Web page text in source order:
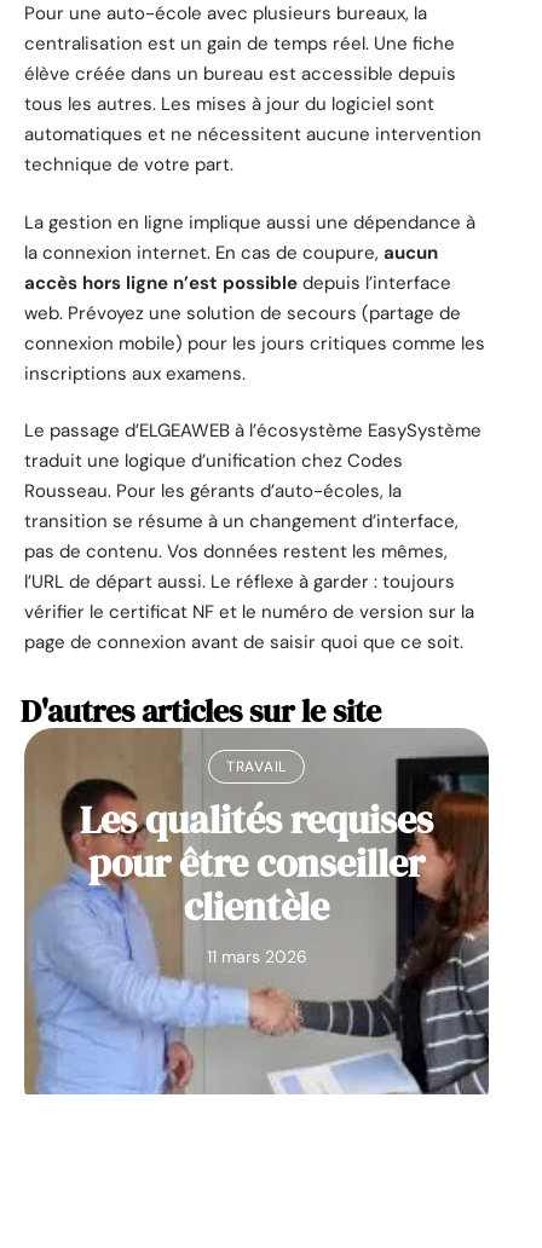
Pour une auto-école avec plusieurs bureaux, la
centralisation est un gain de temps réel. Une fiche
élève créée dans un bureau est accessible depuis
tous les autres. Les mises à jour du logiciel sont
automatiques et ne nécessitent aucune intervention
technique de votre part.
La gestion en ligne implique aussi une dépendance à
la connexion internet. En cas de coupure, aucun
accès hors ligne n’est possible depuis l’interface
web. Prévoyez une solution de secours (partage de
connexion mobile) pour les jours critiques comme les
inscriptions aux examens.
Le passage d’ELGEAWEB à l’écosystème EasySystème
traduit une logique d’unification chez Codes
Rousseau. Pour les gérants d’auto-écoles, la
transition se résume à un changement d’interface,
pas de contenu. Vos données restent les mêmes,
l’URL de départ aussi. Le réflexe à garder : toujours
vérifier le certificat NF et le numéro de version sur la
page de connexion avant de saisir quoi que ce soit.
D'autres articles sur le site
TRAVAIL
Les qualités requises
pour être conseiller
clientèle
11 mars 2026